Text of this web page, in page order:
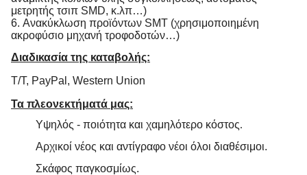
μετρητής τσιπ SMD, κ.λπ…)
6. Ανακύκλωση προϊόντων SMT (χρησιμοποιημένη
ακροφύσιο μηχανή τροφοδοτών…)
Διαδικασία της καταβολής:
T/T, PayPal, Western Union
Τα πλεονεκτήματά μας:
Υψηλός - ποιότητα και χαμηλότερο κόστος.
Αρχικοί νέος και αντίγραφο νέοι όλοι διαθέσιμοι.
Σκάφος παγκοσμίως.